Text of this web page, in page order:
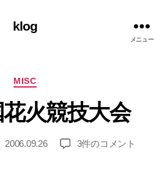
klog
メニュー
カ
ゴ
リ
MISC
火競技大会
2006.09.26
土
3件のコメント